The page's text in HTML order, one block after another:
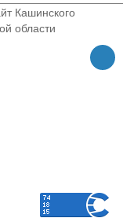
Кашинского
области